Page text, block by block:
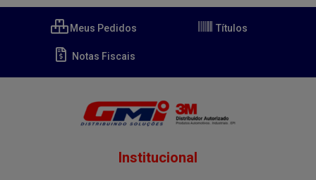
Meus Pedidos Títulos
Notas Fiscais
Institucional